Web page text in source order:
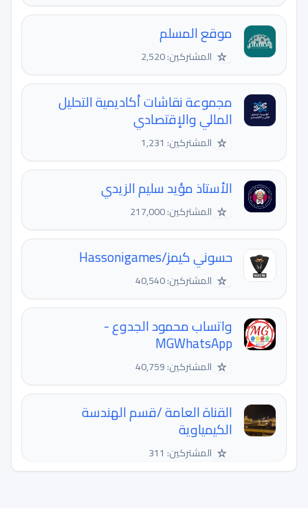
موقع المسلم
☆ المشتركين: 2,520
مجموعة نقاشات أكاديمية التحليل
المالي والإقتصادي
☆ المشتركين: 1,231
الأستاذ مؤيد سليم الزيدي
☆ المشتركين: 217,000
حسوني كيمز/Hassonigames
☆ المشتركين: 40,540
واتساب محمود الجدوع -
MGWhatsApp
☆ المشتركين: 40,759
القناة العامة /قسم الهندسة
الكيمياوية
☆ المشتركين: 311